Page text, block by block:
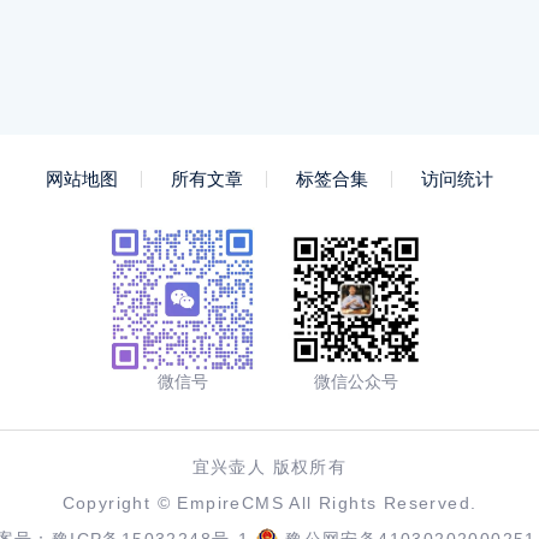
网站地图 所有文章 标签合集 访问统计
微信号 微信公众号
宜兴壶人 版权所有
Copyright © EmpireCMS All Rights Reserved.